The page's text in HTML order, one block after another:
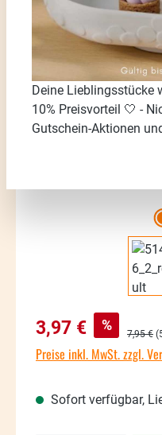
Bildergalerie
Verkaufspreis:
3,97 € %
7,95 €
Preise inkl. MwSt. zzgl.
Sofort verfügbar,
Deine Lieblingsstücke
10% Preisvorteil 🤍 -
Gutschein-Aktionen